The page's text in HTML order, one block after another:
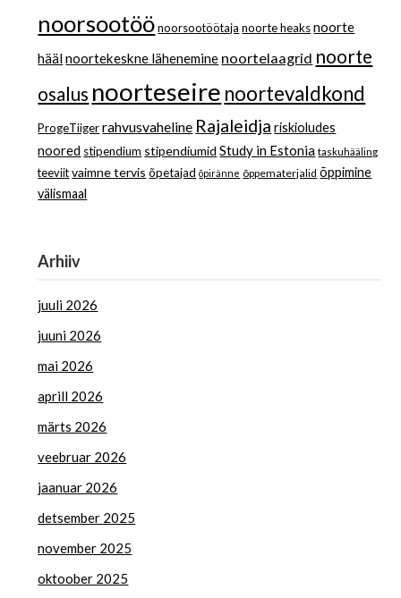
noorsootöö noorsootöötaja noorte heaks noorte
häälnoortekeskne lähenemine noortelaagrid noorte
osalus noorteseire noortevaldkond
ProgeTiiger rahvusvaheline Rajaleidja riskioludes
noored stipendium stipendiumid Study in Estonia taskuhääling
teeviit vaimne tervis õpetajad õpiränne õppematerjalid õppimine
välismaal
Arhiiv
juuli 2026
juuni 2026
mai 2026
aprill 2026
märts 2026
veebruar 2026
jaanuar 2026
detsember 2025
november 2025
oktoober 2025